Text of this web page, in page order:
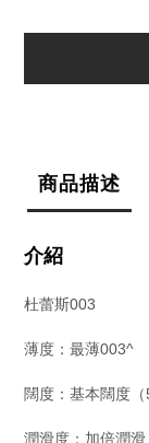
商品描述
介紹
杜蕾斯003
薄度：最薄
闊度：基本闊度（
潤滑度：加倍潤滑